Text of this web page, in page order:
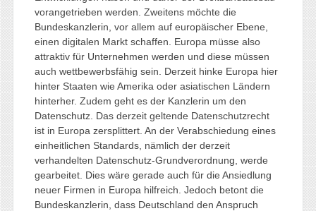
vorangetrieben werden. Zweitens möchte die
Bundeskanzlerin, vor allem auf europäischer Ebene,
einen digitalen Markt schaffen. Europa müsse also
attraktiv für Unternehmen werden und diese müssen
auch wettbewerbsfähig sein. Derzeit hinke Europa hier
hinter Staaten wie Amerika oder asiatischen Ländern
hinterher. Zudem geht es der Kanzlerin um den
Datenschutz. Das derzeit geltende Datenschutzrecht
ist in Europa zersplittert. An der Verabschiedung eines
einheitlichen Standards, nämlich der derzeit
verhandelten Datenschutz-Grundverordnung, werde
gearbeitet. Dies wäre gerade auch für die Ansiedlung
neuer Firmen in Europa hilfreich. Jedoch betont die
Bundeskanzlerin, dass Deutschland den Anspruch